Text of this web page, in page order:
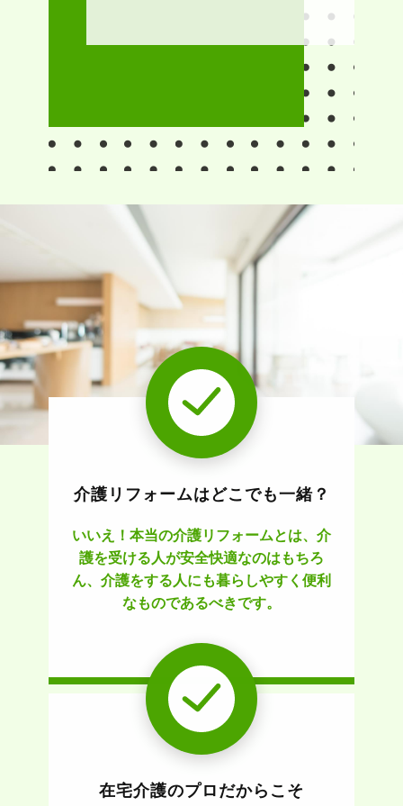
介護リフォームはどこでも一緒？
いいえ！本当の介護リフォームとは、介
護を受ける人が安全快適なのはもちろ
ん、介護をする人にも暮らしやすく便利
なものであるべきです。
在宅介護のプロだからこそ